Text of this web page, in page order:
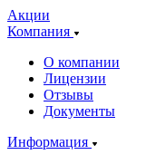
Акции
Компания
О компании
Лицензии
Отзывы
Документы
Информация